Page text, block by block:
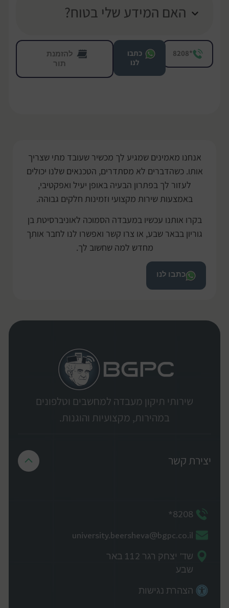
האם המידע שלי בטוח?
*8208
כתבו
לנו
להזמנת
תור
אנחנו מאמינים שמגיע לך מכשיר שעובד מתי שצריך
אותו. כשהדברים לא מסתדרים, הטכנאים שלנו יכולים
לעזור לך בפתרון הבעיה באופן יעיל ואפקטיבי,
באמצעות שירות מקצועי וזמינות חלקים גבוהה.
בקרו אותנו עכשיו במעבדה הסמוכה לאוניברסיטת בן
גוריון בבאר שבע, או צרו קשר ואפשרו לנו לחבר אותך
מחדש למה שחשוב לך.
כתבו לנו
שירותי תיקון מעבדה למחשבים וטלפונים
במהירות, מקצועיות והוגנות.
יצירת קשר
8208*
university.beersheva@bgpc.co.il
שד' יצחק רגר 112 באר
שבע
הצהרת נגישות